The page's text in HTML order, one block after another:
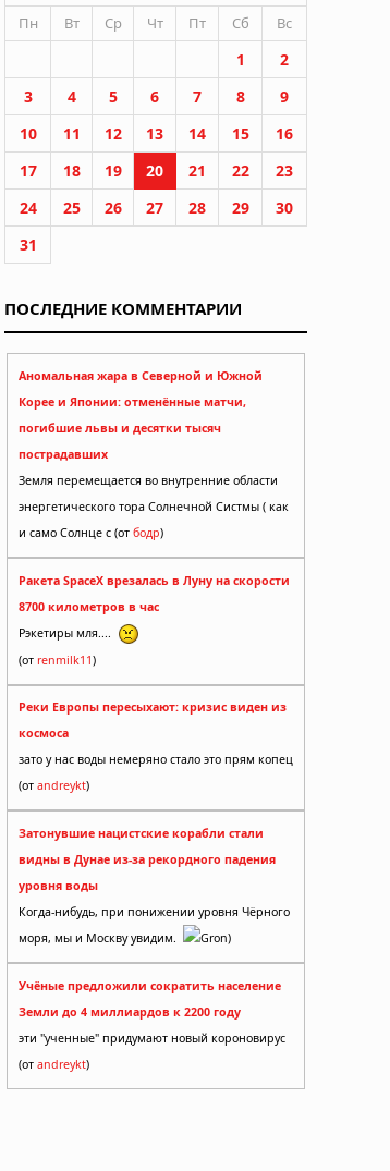
Пн
Вт Ср Чт Пт Сб Вс
1
2
3
4 5 6 7 8
9
10
11 12 13 14 15
16
17
18 19 20 21 22
23
24
25 26 27 28 29
30
31
ПОСЛЕДНИЕ КОММЕНТАРИИ
Аномальная жара в Северной и Южной
Корее и Японии: отменённые матчи,
погибшие львы и десятки тысяч
пострадавших
Земля перемещается во внутренние области
энергетического тора Солнечной Систмы ( как
и само Солнце с (от бодр)
Ракета SpaceX врезалась в Луну на скорости
8700 километров в час
Рэкетиры мля....
(от renmilk11)
Реки Европы пересыхают: кризис виден из
космоса
зато у нас воды немеряно стало это прям копец
(от andreykt)
Затонувшие нацистские корабли стали
видны в Дунае из-за рекордного падения
уровня воды
Когда-нибудь, при понижении уровня Чёрного
моря, мы и Москву увидим.
Gron)
Учёные предложили сократить население
Земли до 4 миллиардов к 2200 году
эти "ученные" придумают новый короновирус
(от andreykt)